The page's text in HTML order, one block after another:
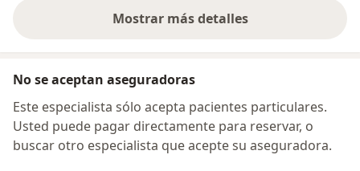
Mostrar más detalles
sobre la dirección
No se aceptan aseguradoras
Este especialista sólo acepta pacientes particulares.
Usted puede pagar directamente para reservar, o
buscar otro especialista que acepte su aseguradora.